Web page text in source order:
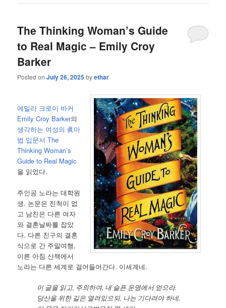
The Thinking Woman’s Guide
to Real Magic – Emily Croy
Barker
Posted onJuly 26, 2025 byethar
에밀리 크로이 바커
Emily Croy Barker의
생각하는 여성의 眞마
법 입문서 The
Thinking Woman’s
Guide to Real Magic
을 읽었다.
주인공 노라는 대학원
생. 논문은 진척이 없
고 남친은 다른 여자
와 결혼날짜를 잡았
다. 다른 친구의 결혼
식으로 간 주말여행,
이른 아침 산책에서
노라는 다른 세계로 걸어들어간다. 이세계네.
이 글을 읽고, 주의하여, 내 슬픈 운명에서 얻으라.
당산을 위한 길은 열려있으되, 나는 기다려야 하네,